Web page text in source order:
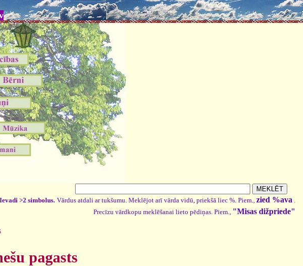
Ievadi >2 simbolus. Vārdus atdali ar tukšumu. Meklējot arī vārda vidū, priekšā liec %. Piem., zied %ava .
Precīzu vārdkopu meklēšanai lieto pēdiņas. Piem., "Misas dižpriede"
pagasts